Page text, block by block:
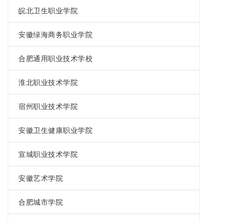
皖北卫生职业学院
安徽绿海商务职业学院
合肥通用职业技术学校
淮北职业技术学院
宿州职业技术学院
安徽卫生健康职业学院
宣城职业技术学院
安徽艺术学院
合肥城市学院